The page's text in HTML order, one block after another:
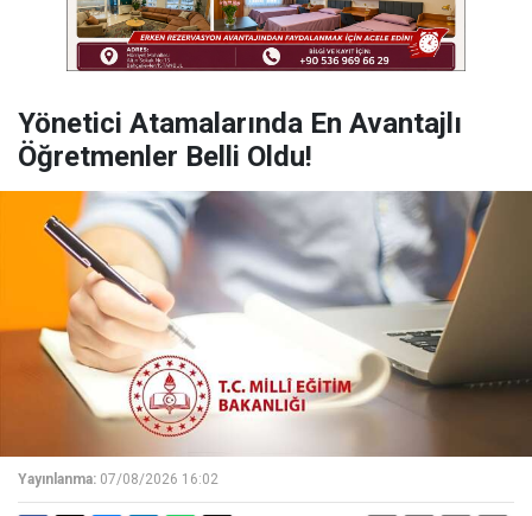
Yönetici Atamalarında En Avantajlı
Öğretmenler Belli Oldu!
Yayınlanma: 07/08/2026 16:02